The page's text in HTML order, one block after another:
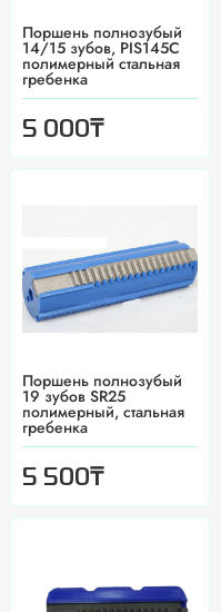
Поршень полнозубый
14/15 зубов, PIS145C
полимерный стальная
гребенка
5 000₸
Поршень полнозубый
19 зубов SR25
полимерный, стальная
гребенка
5 500₸